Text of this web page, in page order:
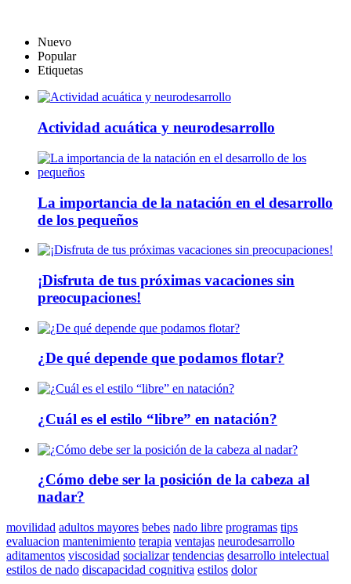
Nuevo
Popular
Etiquetas
Actividad acuática y neurodesarrollo
La importancia de la natación en el desarrollo
de los pequeños
¡Disfruta de tus próximas vacaciones sin
preocupaciones!
¿De qué depende que podamos flotar?
¿Cuál es el estilo “libre” en natación?
¿Cómo debe ser la posición de la cabeza al
nadar?
movilidad adultos mayores bebes nado libre programas tips
evaluacion mantenimiento terapia ventajas neurodesarrollo
aditamentos viscosidad socializar tendencias desarrollo intelectual
estilos de nado discapacidad cognitiva estilos dolor